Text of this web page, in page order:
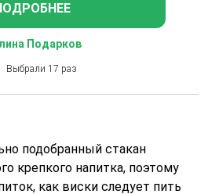
Подарков
Выбрали 17 раз
подобранный стакан
крепкого напитка, поэтому
как виски следует пить